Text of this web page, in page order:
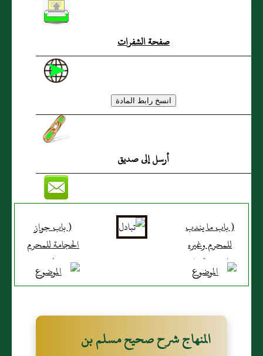
صفحة الشفرات
أرسل إلى صديق
( باب ما يندب
للمحرم وغيره
قتله من الدواب
في الحل والحرم )
( باب جواز
الحجامة للمحرم
)
المنهاج شرح صحيح مسلم بن